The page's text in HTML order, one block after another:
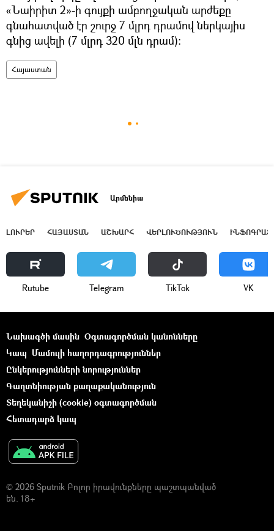
«Նաիրիտ 2»-ի գույքի ամբողջական արժեքը
գնահատված էր շուրջ 7 մլրդ դրամով ներկայիս
գնից ավելի (7 մլրդ 320 մլն դրամ)։
Հայաստան
Արմենիա
ԼՈՒՐԵՐ ՀԱՅԱՍՏԱՆ ԱՇԽԱՐՀ ՎԵՐԼՈՒԾՈՒԹՅՈՒՆ
Rutube Telegram ТikТоk VK
Նախագծի մասին Օգտագործման կանոնները
Կապ Մամուլի հաղորդագրություններ
Ընկերությունների նորություններ
Գաղտնիության քաղաքականություն
Տեղեկանիշի (cookie) օգտագործման
Հետադարձ կապ
© 2026 Sputnik Բոլոր իրավունքները պաշտպանված
են. 18+